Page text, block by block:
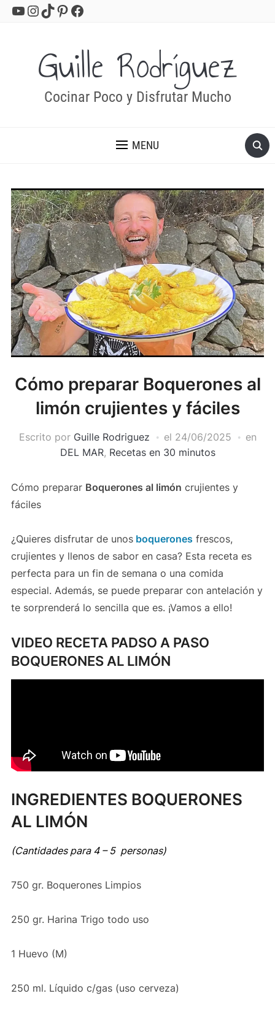
YouTube
Instagram
TikTok
Pinterest
Facebook
Guille Rodríguez
Cocinar Poco y Disfrutar Mucho
MENU
Cómo preparar Boquerones al
limón crujientes y fáciles
Escrito por Guille Rodriguez el 24/06/2025
en
DEL MAR, Recetas en 30 minutos
Cómo preparar Boquerones al limón crujientes y
fáciles
¿Quieres disfrutar de unosboquerones frescos,
crujientes y llenos de sabor en casa? Esta receta es
perfecta para un fin de semana o una comida
especial. Además, se puede preparar con antelación y
te sorprenderá lo sencilla que es. ¡Vamos a ello!
VIDEO RECETA PADSO A PASO
BOQUERONES AL LIMÓN
INGREDIENTES BOQUERONES
AL LIMÓN
(Cantidades para 4 – 5 personas)
750 gr. Boquerones Limpios
250 gr. Harina Trigo todo uso
1 Huevo (M)
250 ml. Líquido c/gas (uso cerveza)